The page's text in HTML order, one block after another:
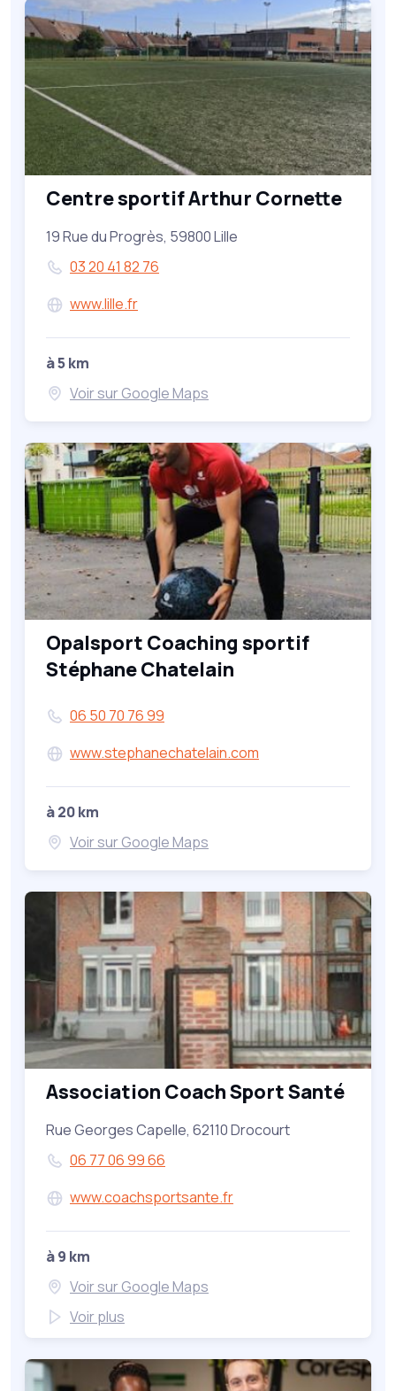
Centre sportif Arthur Cornette
19 Rue du Progrès, 59800 Lille
03 20 41 82 76
www.lille.fr
à 5 km
Voir sur Google Maps
Opalsport Coaching sportif
Stéphane Chatelain
06 50 70 76 99
www.stephanechatelain.com
à 20 km
Voir sur Google Maps
Association Coach Sport Santé
Rue Georges Capelle, 62110 Drocourt
06 77 06 99 66
www.coachsportsante.fr
à 9 km
Voir sur Google Maps
Voir plus